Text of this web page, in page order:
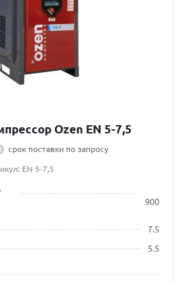
Ozen EN 5-7,5
срок поставки по запросу
EN 5-7,5
900
7.5
5.5